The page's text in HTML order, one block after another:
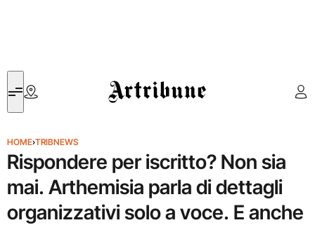
Artribune
HOME›TRIBNEWS
Rispondere per iscritto? Non sia
mai. Arthemisia parla di dettagli
organizzativi solo a voce. E anche